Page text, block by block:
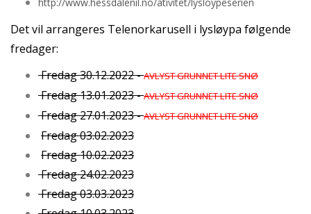
Det vil arrangeres Telenorkarusell i lysløypa følgende
fredager:
Fredag 30.12.2022 -AVLYST GRUNNET LITE SNØ
Fredag 13.01.2023-AVLYST GRUNNET LITE SNØ
Fredag 27.01.2023-AVLYST GRUNNET LITE SNØ
Fredag 03.02.2023
Fredag 10.02.2023
Fredag 24.02.2023
Fredag 03.03.2023